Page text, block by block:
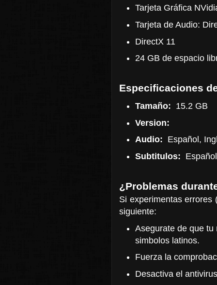
Tarjeta Gráfica
Tarjeta de Audio:
DirectX 11
24 GB de espacio
Especificaciones
Tamaño: 15.2 GB
Version:
Audio: Español,
Subtitulos:
¿Problemas
Si experimentas errores
siguiente:
Asegurate de que tu
simbolos latinos.
Fuerza la
Desactiva el